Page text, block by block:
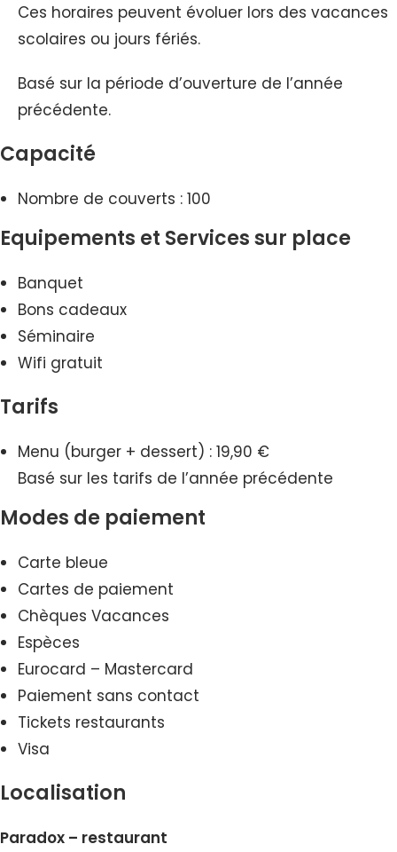
Ces horaires peuvent évoluer lors des vacances
scolaires ou jours fériés.
Basé sur la période d’ouverture de l’année
précédente.
Capacité
Nombre de couverts : 100
Equipements et Services sur place
Banquet
Bons cadeaux
Séminaire
Wifi gratuit
Tarifs
Menu (burger + dessert) : 19,90 €
Basé sur les tarifs de l’année précédente
Modes de paiement
Carte bleue
Cartes de paiement
Chèques Vacances
Espèces
Eurocard – Mastercard
Paiement sans contact
Tickets restaurants
Visa
Localisation
Paradox – restaurant